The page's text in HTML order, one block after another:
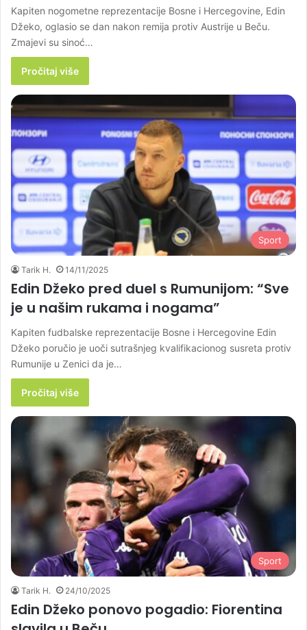
Kapiten nogometne reprezentacije Bosne i Hercegovine, Edin
Džeko, oglasio se dan nakon remija protiv Austrije u Beču.
Zmajevi su sinoć…
Pročitaj više
Sport
Tarik H. 14/11/2025
Edin Džeko pred duel s Rumunijom: “Sve
je u našim rukama i nogama”
Kapiten fudbalske reprezentacije Bosne i Hercegovine Edin
Džeko poručio je uoči sutrašnjeg kvalifikacionog susreta protiv
Rumunije u Zenici da je…
Pročitaj više
Sport
Tarik H. 24/10/2025
Edin Džeko ponovo pogadio: Fiorentina